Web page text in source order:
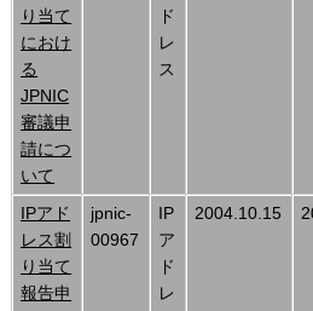
り当て
におけ
る
JPNIC
審議申
請につ
いて
ド
レ
ス
IPアド
レス割
り当て
報告申
jpnic-
00967
IP
ア
ド
レ
2004.10.15